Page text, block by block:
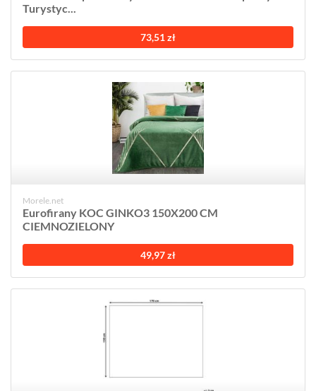
Turystyc...
73,51 zł
Morele.net
Eurofirany KOC GINKO3 150X200 CM
CIEMNOZIELONY
49,97 zł